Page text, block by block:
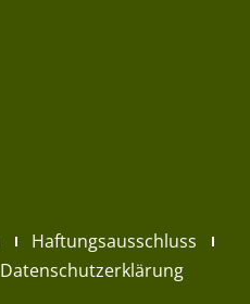
Haftungsausschluss
Datenschutzerklärung